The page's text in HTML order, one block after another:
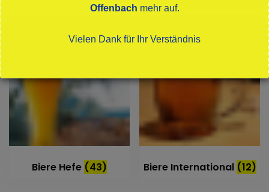
Biere Hefe (43) Biere International (12)
Offenbach mehr auf.
Vielen Dank für Ihr Verständnis
Dies schließt sich in10Sekunden